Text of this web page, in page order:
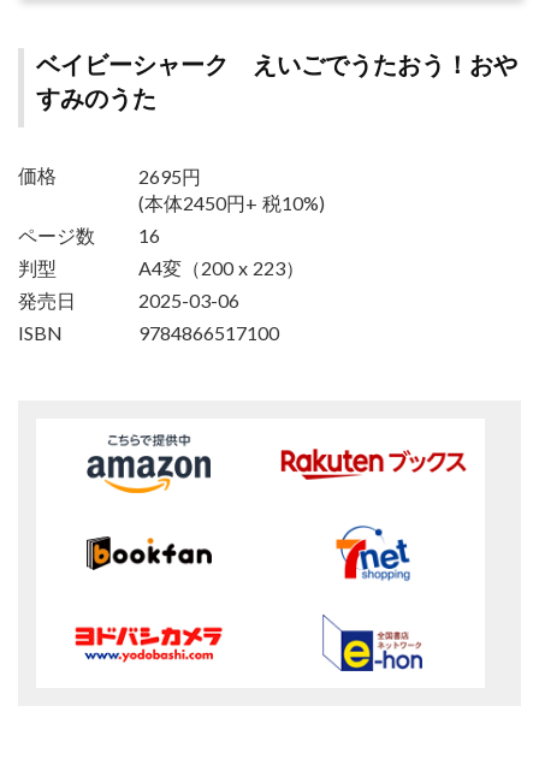
ベイビーシャーク えいごでうたおう！おや
すみのうた
価格
2695円
(本体2450円+ 税10%)
ページ数
16
判型
A4変（200 x 223）
発売日
2025-03-06
ISBN
9784866517100